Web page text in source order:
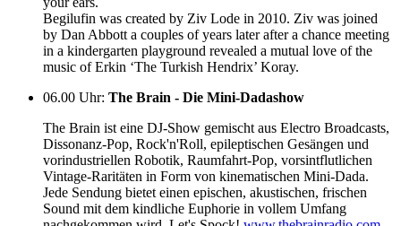
Begilufin was created by Ziv Lode in 2010. Ziv was joined
by Dan Abbott a couples of years later after a chance meeting
in a kindergarten playground revealed a mutual love of the
music of Erkin ‘The Turkish Hendrix’ Koray.
06.00 Uhr: The Brain - Die Mini-Dadashow
The Brain ist eine DJ-Show gemischt aus Electro Broadcasts,
Dissonanz-Pop, Rock'n'Roll, epileptischen Gesängen und
vorindustriellen Robotik, Raumfahrt-Pop, vorsintflutlichen
Vintage-Raritäten in Form von kinematischen Mini-Dada.
Jede Sendung bietet einen epischen, akustischen, frischen
Sound mit dem kindliche Euphorie in vollem Umfang